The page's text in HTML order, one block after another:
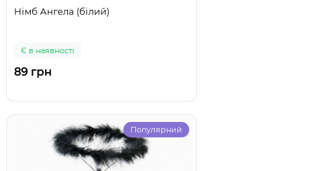
Німб Ангела (білий)
Є в наявності
89 грн
Популярний